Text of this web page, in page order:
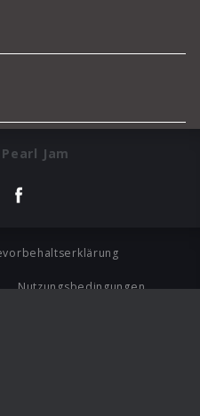
Jam
Nutzungsbedingungen